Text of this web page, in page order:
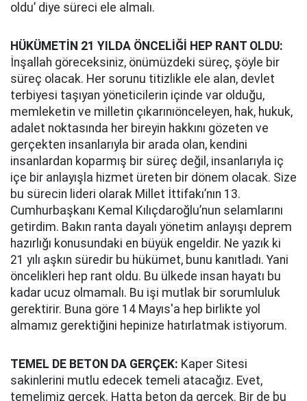
oldu’ diye süreci ele almalı.
HÜKÜMETİN 21 YILDA ÖNCELİĞİ HEP RANT OLDU:
İnşallah göreceksiniz, önümüzdeki süreç, şöyle bir
süreç olacak. Her sorunu titizlikle ele alan, devlet
terbiyesi taşıyan yöneticilerin içinde var olduğu,
memleketin ve milletin çıkarınıönceleyen, hak, hukuk,
adalet noktasında her bireyin hakkını gözeten ve
gerçekten insanlarıyla bir arada olan, kendini
insanlardan koparmış bir süreç değil, insanlarıyla iç
içe bir anlayışla hizmet üreten bir dönem olacak. Size
bu sürecin lideri olarak Millet İttifakı’nın 13.
Cumhurbaşkanı Kemal Kılıçdaroğlu’nun selamlarını
getirdim. Bakın ranta dayalı yönetim anlayışı deprem
hazırlığı konusundaki en büyük engeldir. Ne yazık ki
21 yılı aşkın süredir bu hükümet, bunu kanıtladı. Yani
öncelikleri hep rant oldu. Bu ülkede insan hayatı bu
kadar ucuz olmamalı. Bu işi mutlak bir sorumluluk
gerektirir. Buna göre 14 Mayıs'a hep birlikte yol
almamız gerektiğini hepinize hatırlatmak istiyorum.
TEMEL DE BETON DA GERÇEK: Kaper Sitesi
sakinlerini mutlu edecek temeli atacağız. Evet,
temelimiz gerçek. Hatta beton da gerçek. Bir de bu